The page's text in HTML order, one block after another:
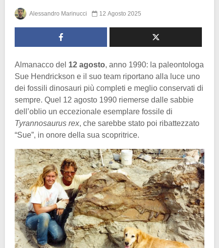
Alessandro Marinucci 12 Agosto 2025
Almanacco del 12 agosto, anno 1990: la paleontologa
Sue Hendrickson e il suo team riportano alla luce uno
dei fossili dinosauri più completi e meglio conservati di
sempre. Quel 12 agosto 1990 riemerse dalle sabbie
dell’oblio un eccezionale esemplare fossile di
Tyrannosaurus rex, che sarebbe stato poi ribattezzato
“Sue”, in onore della sua scopritrice.